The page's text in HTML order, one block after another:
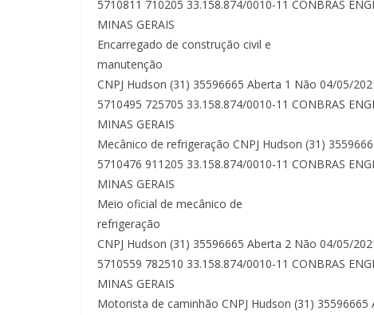
5710811 710205 33.158.874/0010-11 CONBRAS
MINAS GERAIS
Encarregado de construção civil e
manutenção
CNPJ Hudson (31) 35596665 Aberta 1 Não 04/05/
5710495 725705 33.158.874/0010-11 CONBRAS
MINAS GERAIS
Mecânico de refrigeração CNPJ Hudson (31)
5710476 911205 33.158.874/0010-11 CONBRAS
MINAS GERAIS
Meio oficial de mecânico de
refrigeração
CNPJ Hudson (31) 35596665 Aberta 2 Não 04/05/
5710559 782510 33.158.874/0010-11 CONBRAS
MINAS GERAIS
Motorista de caminhão CNPJ Hudson (31)